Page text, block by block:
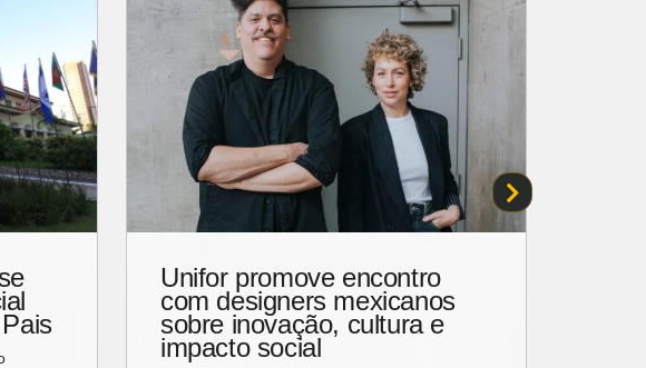
Unifor promove encontro
com designers mexicanos
sobre inovação, cultura e
impacto social